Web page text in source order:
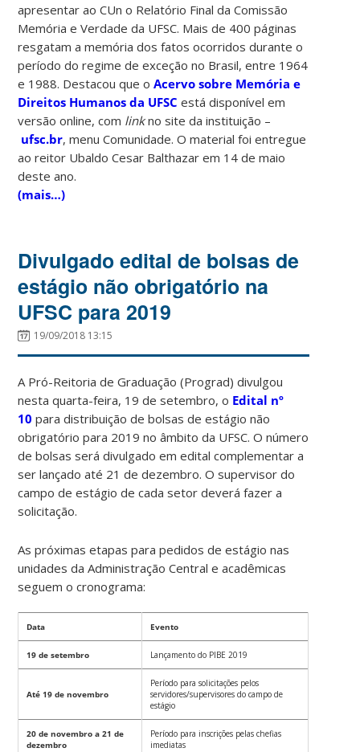
apresentar ao CUn o Relatório Final da Comissão
Memória e Verdade da UFSC. Mais de 400 páginas
resgatam a memória dos fatos ocorridos durante o
período do regime de exceção no Brasil, entre 1964
e 1988. Destacou que oAcervo sobre Memória e
Direitos Humanos da UFSC está disponível em
versão online, com linkno site da instituição –
ufsc.br, menu Comunidade. O material foi entregue
ao reitor Ubaldo Cesar Balthazar em 14 de maio
deste ano.
(mais…)
Divulgado edital de bolsas de
estágio não obrigatório na
UFSC para 2019
19/09/2018 13:15
A Pró-Reitoria de Graduação (Prograd) divulgou
nesta quarta-feira, 19 de setembro, o Edital nº
10 para distribuição de bolsas de estágio não
obrigatório para 2019 no âmbito da UFSC. O número
de bolsas será divulgado em edital complementar a
ser lançado até 21 de dezembro. O supervisor do
campo de estágio de cada setor deverá fazer a
solicitação.
As próximas etapas para pedidos de estágio nas
unidades da Administração Central e acadêmicas
seguem o cronograma:
Data Evento
19 de setembro Lançamento do PIBE 2019
Até 19 de novembro
Período para solicitações pelos
servidores/supervisores do campo de
estágio
20 de novembro a 21 de
dezembro
Período para inscrições pelas chefias
imediatas